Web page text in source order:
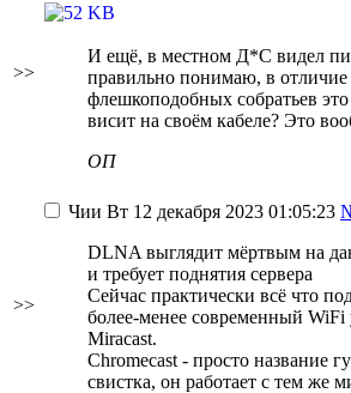
>>
И ещё, в местном Д*С видел
правильно понимаю, в отличие
флешкоподобных собратьев
висит на своём кабеле? Это
ОП
>>
Чии Вт 12 декабря 2023 01:05:23
DLNA выглядит мёртвым на
и требует поднятия сервера
Сейчас практически всё что
более-менее современный WiFi
Miracast.
Chromecast - просто название
свистка, он работает с тем же